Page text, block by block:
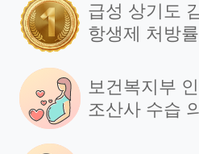
급성 상기도
항생제 처방
보건복지부
조산사 수습